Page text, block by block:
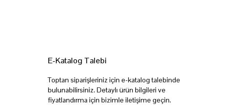
E-Katalog Talebi
Toptan siparişleriniz için e-katalog talebinde
bulunabilirsiniz. Detaylı ürün bilgileri ve
fiyatlandırma için bizimle iletişime geçin.